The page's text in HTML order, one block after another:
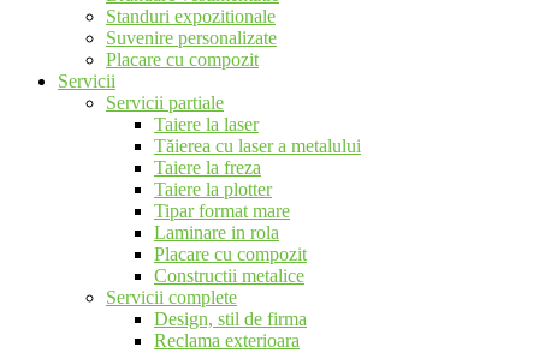
Standuri expozitionale
Suvenire personalizate
Placare cu compozit
Servicii
Servicii partiale
Taiere la laser
Tăierea cu laser a metalului
Taiere la freza
Taiere la plotter
Tipar format mare
Laminare in rola
Placare cu compozit
Constructii metalice
Servicii complete
Design, stil de firma
Reclama exterioara